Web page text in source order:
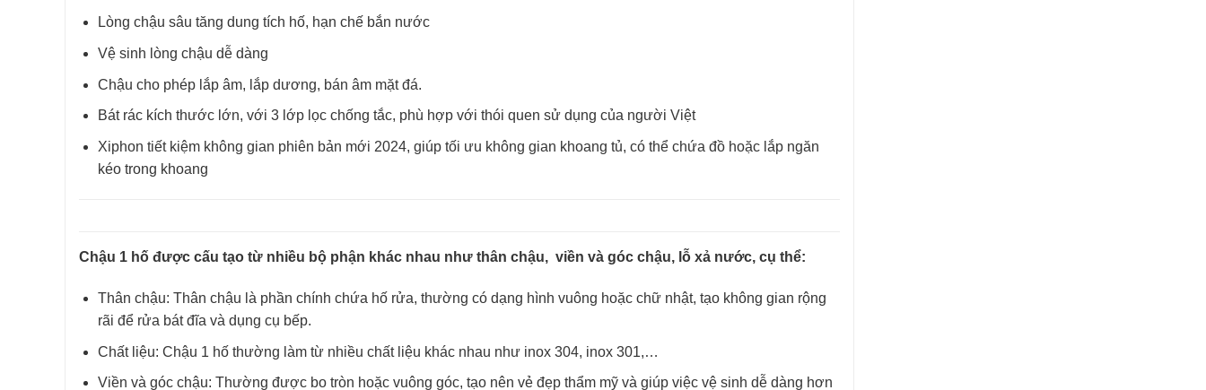
Lòng chậu sâu tăng dung tích hố, hạn chế bắn nước
Vệ sinh lòng chậu dễ dàng
Chậu cho phép lắp âm, lắp dương, bán âm mặt đá.
Bát rác kích thước lớn, với 3 lớp lọc chống tắc, phù hợp với thói quen sử dụng của người Việt
Xiphon tiết kiệm không gian phiên bản mới 2024, giúp tối ưu không gian khoang tủ, có thể chứa đồ hoặc lắp ngăn
kéo trong khoang
Chậu 1 hố được cấu tạo từ nhiều bộ phận khác nhau như thân chậu, viền và góc chậu, lỗ xả nước, cụ thể:
Thân chậu: Thân chậu là phần chính chứa hố rửa, thường có dạng hình vuông hoặc chữ nhật, tạo không gian rộng
rãi để rửa bát đĩa và dụng cụ bếp.
Chất liệu: Chậu 1 hố thường làm từ nhiều chất liệu khác nhau như inox 304, inox 301,…
Viền và góc chậu: Thường được bo tròn hoặc vuông góc, tạo nên vẻ đẹp thẩm mỹ và giúp việc vệ sinh dễ dàng hơn